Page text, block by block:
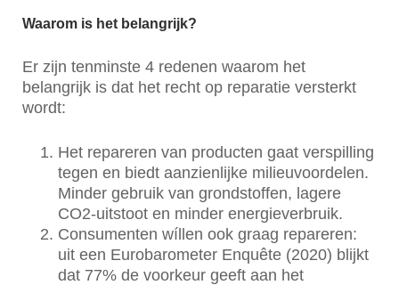
Waarom is het belangrijk?
Er zijn tenminste 4 redenen waarom het
belangrijk is dat het recht op reparatie versterkt
wordt:
Het repareren van producten gaat verspilling
tegen en biedt aanzienlijke milieuvoordelen.
Minder gebruik van grondstoffen, lagere
CO2-uitstoot en minder energieverbruik.
Consumenten wíllen ook graag repareren:
uit een Eurobarometer Enquête (2020) blijkt
dat 77% de voorkeur geeft aan het